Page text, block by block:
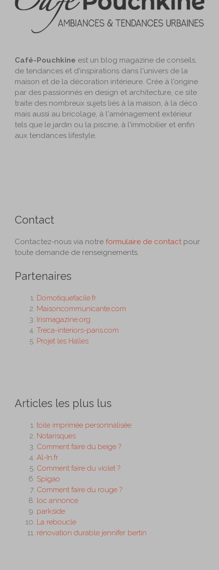
Café-Pouchkine est un blog magazine de conseils,
de tendances et d'inspirations dans l'univers de la
maison et de la décoration intérieure. Crée à l'origine
par des passionnés en design et architecture, ce site
traite des nombreux sujets liés à la maison, à la déco
mais aussi au bricolage, à l'aménagement extérieur
tels que le jardin ou la piscine, à l'immobilier et enfin
aux tendances lifestyle.
Contact
Contactez-nous via notre formulaire de contact pour
toute demande de renseignements.
Partenaires
Domotiquefacile.fr
Maisoncommunicante.com
Irismagazine.org
Treca-interiors-paris.com
Projet les Halles
Articles les plus lus
toile imprimée personnalisée
Notarisques
Comment faire du beige ?
Al-In.fr
Comment faire du violet ?
Spigao
Comment faire du rouge ?
loc annonce
parkside
La reboucle
rénovation durable jennifer bertin